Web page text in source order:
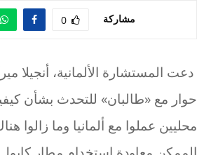
مشاركة 0
دعت المستشارة الألمانية، أنجيلا
حوار مع «طالبان» للتحدث بشأن
محليين عملوا مع ألمانيا وما زالوا